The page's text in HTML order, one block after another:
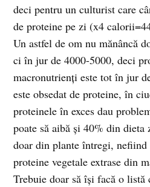
deci pentru un culturist care
de proteine pe zi (x4
Un astfel de om nu mănâncă
ci în jur de 4000-5000, deci
macronutrienți este tot în jur
este obsedat de proteine, în
proteinele în exces dau
poate să aibă și 40% din
doar din plante întregi, nefiind
proteine vegetale extrase din
Trebuie doar să își facă o listă